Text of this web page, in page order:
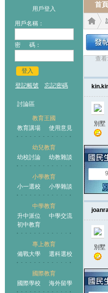
用戶登入
用戶名稱：
密 碼：
登入
登記帳號 忘記密碼
討論區
教育王國
教育講場
使用意見
幼兒教育
幼校討論
幼教雜談
小學教育
小一選校
小學雜談
中學教育
升中派位
中學交流
初中教育
專上教育
備戰大學
選科選校
國際教育
國際學校
海外留學
首頁
教育
王國
›
查看:
別墅
別墅